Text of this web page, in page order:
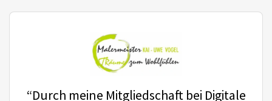
“Durch meine Mitgliedschaft bei Digitale